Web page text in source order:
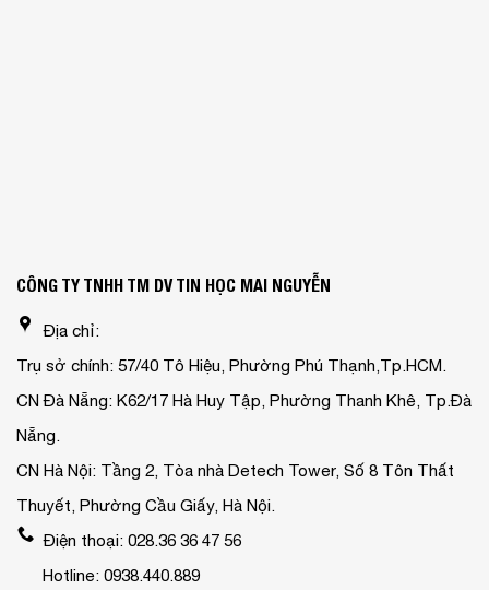
CÔNG TY TNHH TM DV TIN HỌC MAI NGUYỄN
Địa chỉ:
Trụ sở chính: 57/40 Tô Hiệu, Phường Phú Thạnh,Tp.HCM.
CN Đà Nẵng: K62/17 Hà Huy Tập, Phường Thanh Khê, Tp.Đà
Nẵng.
CN Hà Nội: Tầng 2, Tòa nhà Detech Tower, Số 8 Tôn Thất
Thuyết, Phường Cầu Giấy, Hà Nội.
Điện thoại: 028.36 36 47 56
Hotline: 0938.440.889